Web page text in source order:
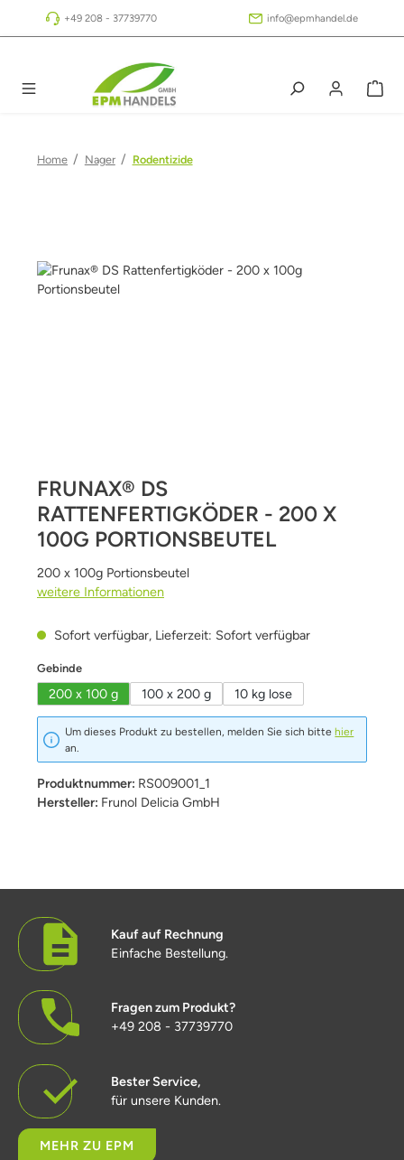
Zum Hauptinhalt springen
+49 208 - 37739770 info@epmhandel.de
Home / Nager / Rodentizide
Bildergalerie überspringen
FRUNAX® DS
RATTENFERTIGKÖDER - 200 X
100G PORTIONSBEUTEL
200 x 100g Portionsbeutel
weitere Informationen
Sofort verfügbar, Lieferzeit: Sofort verfügbar
Gebindeauswählen
200 x 100 g 100 x 200 g 10 kg lose
Um dieses Produkt zu bestellen, melden Sie sich bittehier
an.
Produktnummer: RS009001_1
Hersteller: Frunol Delicia GmbH
Kauf auf Rechnung
Einfache Bestellung.
Fragen zum Produkt?
+49 208 - 37739770
Bester Service,
für unsere Kunden.
MEHR ZU EPM